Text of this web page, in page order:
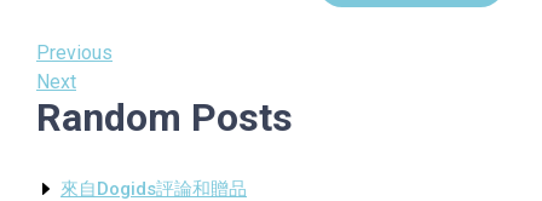
Post
navigation
Previous
Post
Previous
Next
Post
Next
Random Posts
來自Dogids評論和贈品